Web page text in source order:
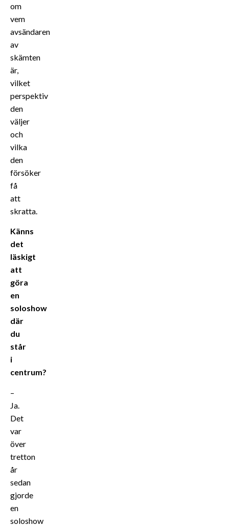
om
vem
avsändaren
av
skämten
är,
vilket
perspektiv
den
väljer
och
vilka
den
försöker
få
att
skratta.
Känns
det
läskigt
att
göra
en
soloshow
där
du
står
i
centrum?
–
Ja.
Det
var
över
tretton
år
sedan
gjorde
en
soloshow